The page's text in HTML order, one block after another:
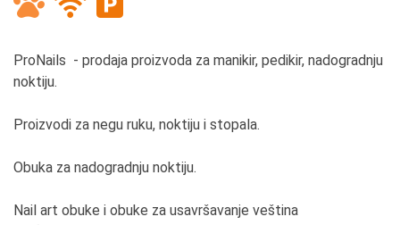
ProNails - prodaja proizvoda za manikir, pedikir, nadogradnju
noktiju.
Proizvodi za negu ruku, noktiju i stopala.
Obuka za nadogradnju noktiju.
Nail art obuke i obuke za usavršavanje veština